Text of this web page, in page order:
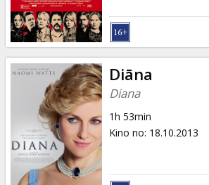
Diāna
Diana
1h 53min
Kino no: 18.10.2013